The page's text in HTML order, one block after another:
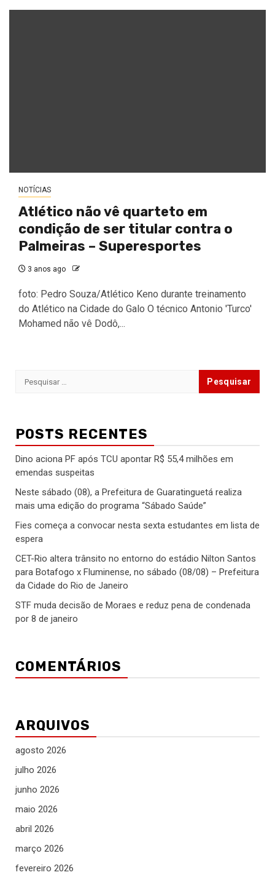
NOTÍCIAS
Atlético não vê quarteto em
condição de ser titular contra o
Palmeiras – Superesportes
3 anos ago
foto: Pedro Souza/Atlético Keno durante treinamento
do Atlético na Cidade do Galo O técnico Antonio 'Turco'
Mohamed não vê Dodô,...
Pesquisar
POSTS RECENTES
Dino aciona PF após TCU apontar R$ 55,4 milhões em
emendas suspeitas
Neste sábado (08), a Prefeitura de Guaratinguetá realiza
mais uma edição do programa “Sábado Saúde”
Fies começa a convocar nesta sexta estudantes em lista de
espera
CET-Rio altera trânsito no entorno do estádio Nilton Santos
para Botafogo x Fluminense, no sábado (08/08) – Prefeitura
da Cidade do Rio de Janeiro
STF muda decisão de Moraes e reduz pena de condenada
por 8 de janeiro
COMENTÁRIOS
ARQUIVOS
agosto 2026
julho 2026
junho 2026
maio 2026
abril 2026
março 2026
fevereiro 2026